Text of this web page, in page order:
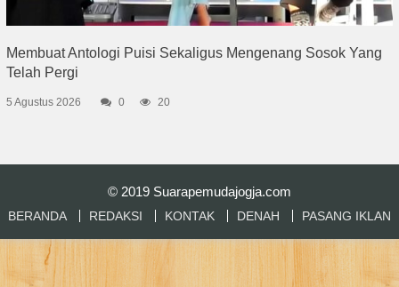
Membuat Antologi Puisi Sekaligus Mengenang Sosok Yang
Telah Pergi
5 Agustus 2026 0 20
© 2019 Suarapemudajogja.com
BERANDA REDAKSI KONTAK DENAH PASANG IKLAN